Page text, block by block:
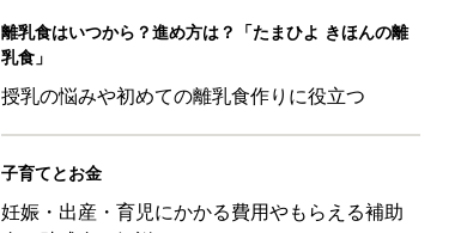
離乳食はいつから？進め方は？「たまひよ きほんの離
乳食」
授乳の悩みや初めての離乳食作りに役立つ
子育てとお金
妊娠・出産・育児にかかる費用やもらえる補助